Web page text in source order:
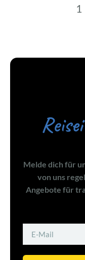
1
Melde dich für
von uns
Angebote für